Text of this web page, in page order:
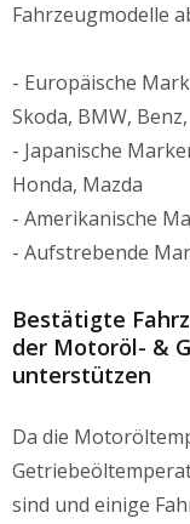
Fahrzeugmodelle
- Europäische
Skoda, BMW,
- Japanische
Honda, Mazda
- Amerikanische
- Aufstrebende
Bestätigte
der Motoröl- &
unterstützen
Da die
sind und einige